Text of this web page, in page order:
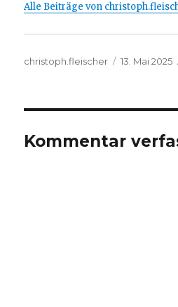
Alle Beiträge von
Autor
christoph.fleischer 13. Mai 2025
Kommentar